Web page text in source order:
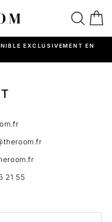
EXCLUSIVEMENT EN
21 55